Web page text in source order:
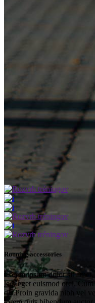
Running accessories
Lorem ipsum dolor sit
leo, eget euismod orci.
dis.Proin gravida nibh vel